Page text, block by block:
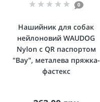
0
Нашийник для собак
нейлоновий WAUDOG
Nylon c QR паспортом
"Вау", металева пряжка-
фастекс